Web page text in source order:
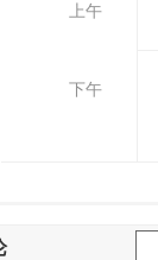
上午
下午